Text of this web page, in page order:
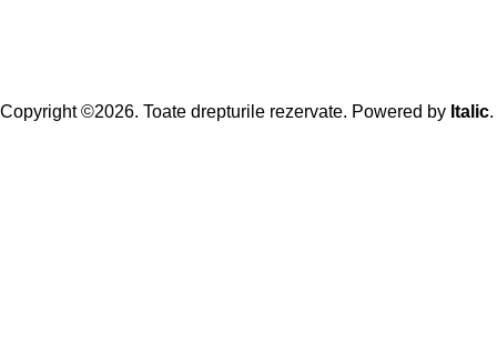
Copyright ©2026. Toate drepturile rezervate. Powered by Italic.